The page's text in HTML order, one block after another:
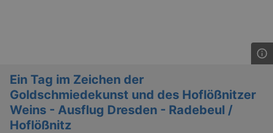
Ein Tag im Zeichen der
Goldschmiedekunst und des Hoflößnitzer
Weins - Ausflug Dresden - Radebeul /
Hoflößnitz